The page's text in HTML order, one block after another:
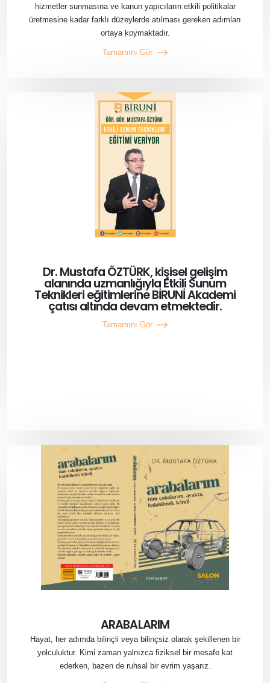
hizmetler sunmasına ve kanun yapıcıların etkili politikalar
üretmesine kadar farklı düzeylerde atılması gereken adımları
ortaya koymaktadır.
Tamamını Gör
Dr. Mustafa ÖZTÜRK, kişisel gelişim
alanında uzmanlığıyla Etkili Sunum
Teknikleri eğitimlerine BİRUNİ Akademi
çatısı altında devam etmektedir.
Tamamını Gör
ARABALARIM
Hayat, her adımda bilinçli veya bilinçsiz olarak şekillenen bir
yolculuktur. Kimi zaman yalnızca fiziksel bir mesafe kat
ederken, bazen de ruhsal bir evrim yaşarız.